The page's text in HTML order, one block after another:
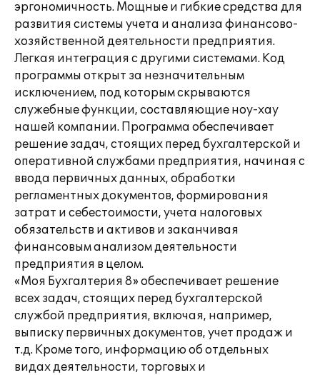
эргономичность. Мощные и гибкие средства для
развития системы учета и анализа финансово-
хозяйственной деятельности предприятия.
Легкая интеграция с другими системами. Код
программы открыт за незначительным
исключением, под которым скрываются
служебные функции, составляющие ноу-хау
нашей компании. Программа обеспечивает
решение задач, стоящих перед бухгалтерской и
оперативной службами предприятия, начиная с
ввода первичных данных, обработки
регламентных документов, формирования
затрат и себестоимости, учета налоговых
обязательств и активов и заканчивая
финансовым анализом деятельности
предприятия в целом.
«Моя Бухгалтерия 8» обеспечивает решение
всех задач, стоящих перед бухгалтерской
службой предприятия, включая, например,
выписку первичных документов, учет продаж и
т.д. Кроме того, информацию об отдельных
видах деятельности, торговых и